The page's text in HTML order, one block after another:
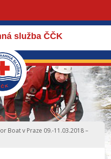
služba ČČK
Boat v Praze 09.-11.03.2018 –